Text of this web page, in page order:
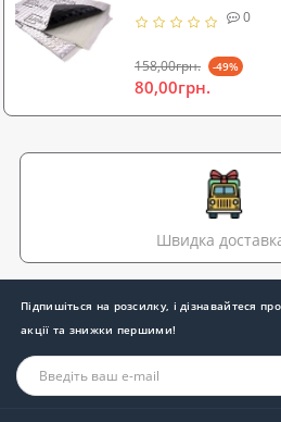
0
158,00грн. -49%
80,00грн.
Швидка
Підпишіться на розсилку, і дізнавайтеся про
акції та знижки першими!